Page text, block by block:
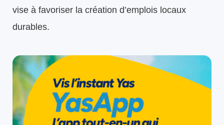
vise à favoriser la création d’emplois locaux
durables.